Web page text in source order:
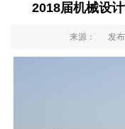
2018届机械设
来源： 发布